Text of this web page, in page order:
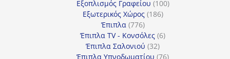
προϊόντα
Εξοπλισμός Γραφείου 100100
Εξωτερικός Χώρος 186186
Έπιπλα 776776
προϊόντα
Έπιπλα TV - Κονσόλες 66
Έπιπλα Σαλονιού 3232
προϊόντα
Έπιπλα Υπνοδωματίου 7676